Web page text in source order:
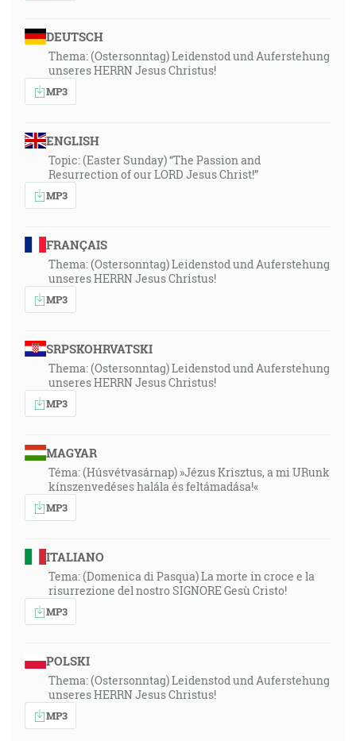
DEUTSCH
Thema: (Ostersonntag) Leidenstod und Auferstehung
unseres HERRN Jesus Christus!
MP3
ENGLISH
Topic: (Easter Sunday) “The Passion and
Resurrection of our LORD Jesus Christ!”
MP3
FRANÇAIS
Thema: (Ostersonntag) Leidenstod und Auferstehung
unseres HERRN Jesus Christus!
MP3
SRPSKOHRVATSKI
Thema: (Ostersonntag) Leidenstod und Auferstehung
unseres HERRN Jesus Christus!
MP3
MAGYAR
Téma: (Húsvétvasárnap) »Jézus Krisztus, a mi URunk
kínszenvedéses halála és feltámadása!«
MP3
ITALIANO
Tema: (Domenica di Pasqua) La morte in croce e la
risurrezione del nostro SIGNORE Gesù Cristo!
MP3
POLSKI
Thema: (Ostersonntag) Leidenstod und Auferstehung
unseres HERRN Jesus Christus!
MP3